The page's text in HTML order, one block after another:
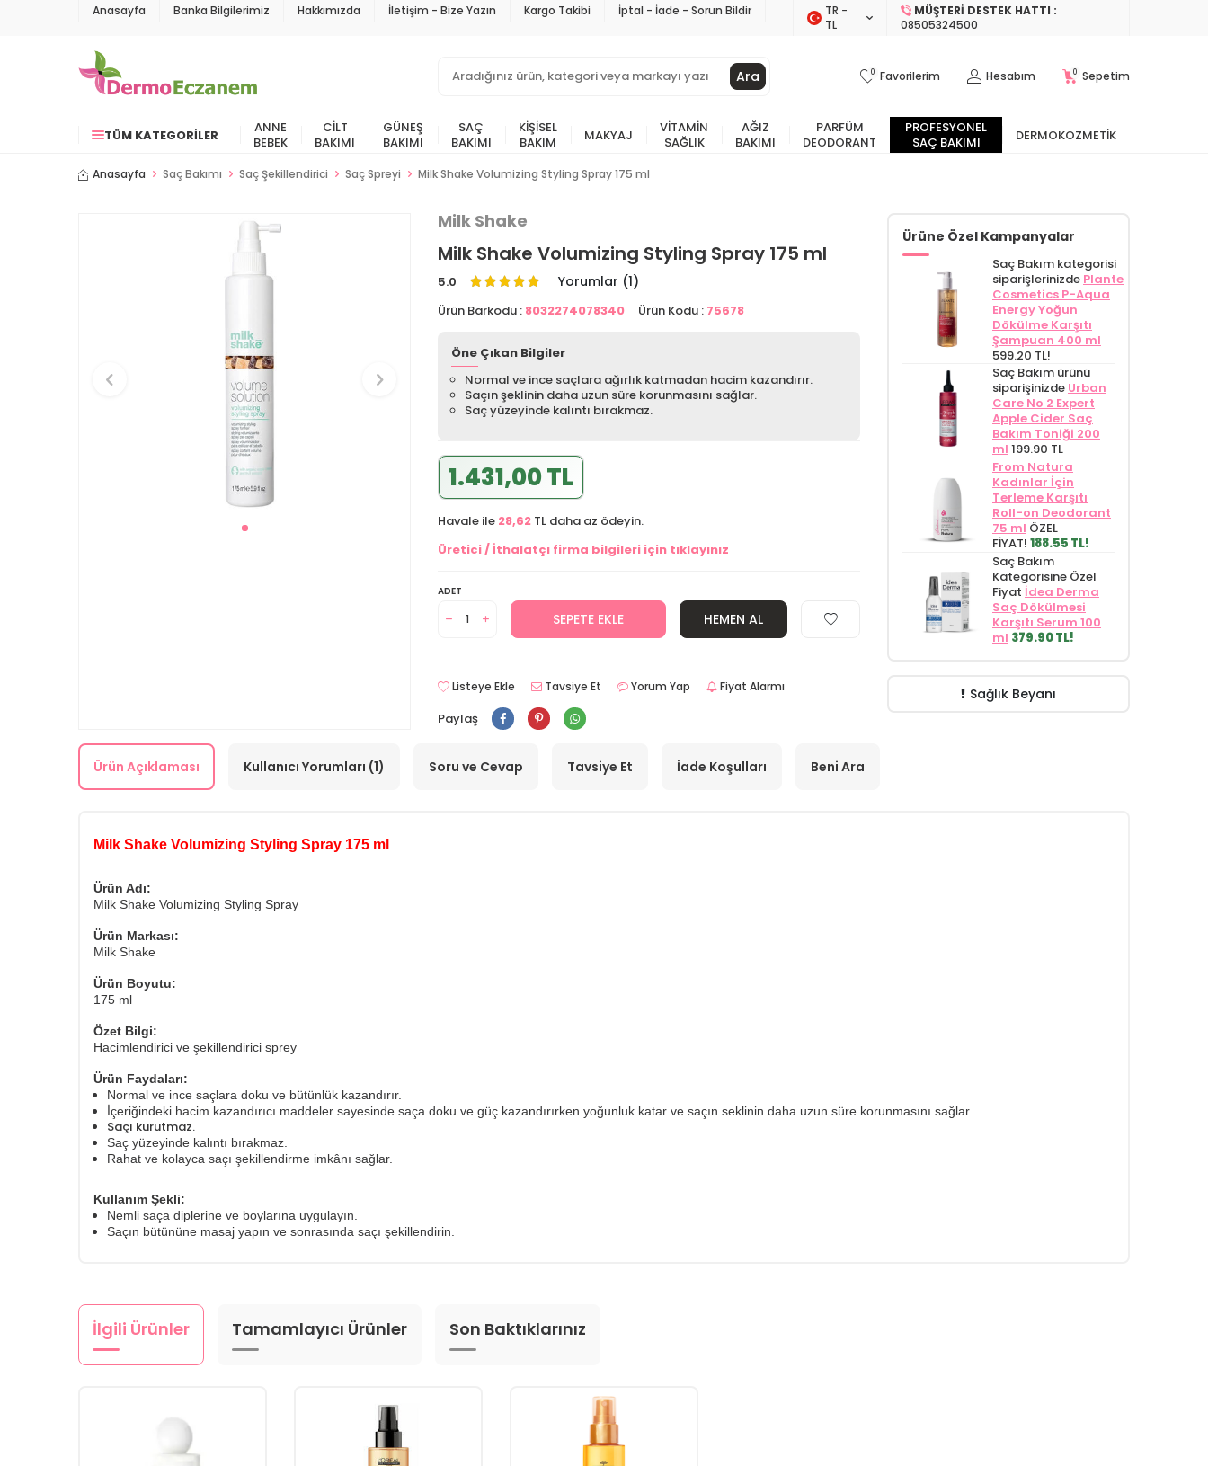
Anasayfa Banka Bilgilerimiz Hakkımızda İletişim - Bize Yazın Kargo Takibi İptal - İade - Sorun Bildir
TR −
TL
MÜŞTERI DESTEK HATTI :
08505324500
Ara 0 Favorilerim Hesabım 0 Sepetim
TÜM KATEGORILER
ANNE
BEBEK
CILT
BAKIMI
GÜNEŞ
BAKIMI
SAÇ
BAKIMI
KIŞISEL
BAKIM
MAKYAJ
VITAMIN
SAĞLIK
AĞIZ
BAKIMI
PARFÜM
DEODORANT
PROFESYONEL
SAÇ BAKIMI
DERMOKOZMETIK
Anasayfa Saç Bakımı Saç Şekillendirici Saç Spreyi Milk Shake Volumizing Styling Spray 175 ml
Milk Shake
Milk Shake Volumizing Styling Spray 175 ml
5.0 Yorumlar (1)
Ürün Barkodu : 8032274078340 Ürün Kodu : 75678
Öne Çıkan Bilgiler
Normal ve ince saçlara ağırlık katmadan hacim kazandırır.
Saçın şeklinin daha uzun süre korunmasını sağlar.
Saç yüzeyinde kalıntı bırakmaz.
1.431,00 TL
Havale ile 28,62 TL daha az ödeyin.
Üretici / İthalatçı firma bilgileri için tıklayınız
ADET
SEPETE EKLE HEMEN AL
Listeye Ekle Tavsiye Et Yorum Yap Fiyat Alarmı
Paylaş
Ürüne Özel Kampanyalar
Saç Bakım kategorisi
siparişlerinizde Plante
Cosmetics P-Aqua
Energy Yoğun
Dökülme Karşıtı
Şampuan 400 ml
599.20 TL!
Saç Bakım ürünü
siparişinizde Urban
Care No 2 Expert
Apple Cider Saç
Bakım Toniği 200
ml 199.90 TL
From Natura
Kadınlar İçin
Terleme Karşıtı
Roll-on Deodorant
75 ml ÖZEL
FİYAT! 188.55 TL!
Saç Bakım
Kategorisine Özel
Fiyat İdea Derma
Saç Dökülmesi
Karşıtı Serum 100
ml 379.90 TL!
Sağlık Beyanı
Ürün Açıklaması Kullanıcı Yorumları (1) Soru ve Cevap Tavsiye Et İade Koşulları Beni Ara
Milk Shake Volumizing Styling Spray 175 ml
Ürün Adı:
Milk Shake Volumizing Styling Spray
Ürün Markası:
Milk Shake
Ürün Boyutu:
175 ml
Özet Bilgi:
Hacimlendirici ve şekillendirici sprey
Ürün Faydaları:
Normal ve ince saçlara doku ve bütünlük kazandırır.
İçeriğindeki hacim kazandırıcı maddeler sayesinde saça doku ve güç kazandırırken yoğunluk katar ve saçın seklinin daha uzun süre korunmasını sağlar.
Saçı kurutmaz.
Saç yüzeyinde kalıntı bırakmaz.
Rahat ve kolayca saçı şekillendirme imkânı sağlar.
Kullanım Şekli:
Nemli saça diplerine ve boylarına uygulayın.
Saçın bütününe masaj yapın ve sonrasında saçı şekillendirin.
İlgili Ürünler Tamamlayıcı Ürünler Son Baktıklarınız